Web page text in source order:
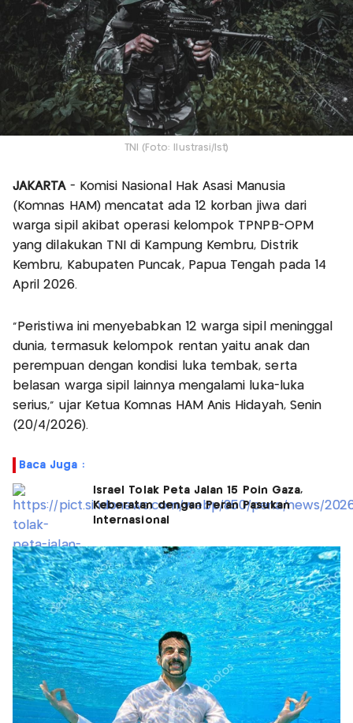
TNI (Foto: Ilustrasi/Ist)
JAKARTA - Komisi Nasional Hak Asasi Manusia
(Komnas HAM) mencatat ada 12 korban jiwa dari
warga sipil akibat operasi kelompok TPNPB-OPM
yang dilakukan TNI di Kampung Kembru, Distrik
Kembru, Kabupaten Puncak, Papua Tengah pada 14
April 2026.
“Peristiwa ini menyebabkan 12 warga sipil meninggal
dunia, termasuk kelompok rentan yaitu anak dan
perempuan dengan kondisi luka tembak, serta
belasan warga sipil lainnya mengalami luka-luka
serius,” ujar Ketua Komnas HAM Anis Hidayah, Senin
(20/4/2026).
Baca Juga :
Israel Tolak Peta Jalan 15 Poin Gaza,
Keberatan dengan Peran Pasukan
Internasional